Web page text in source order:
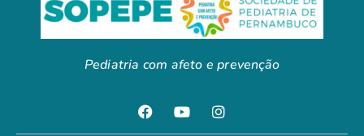
Pediatria com afeto e prevenção